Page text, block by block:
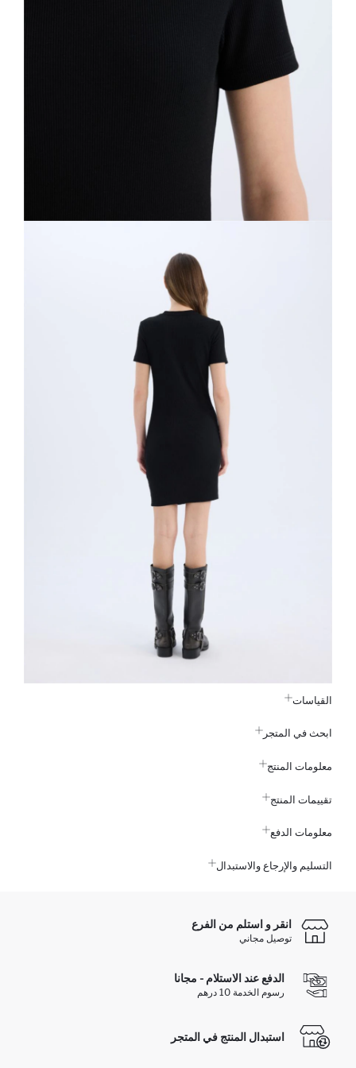
القياسات
ابحث في المتجر
معلومات المنتج
تقييمات المنتج
معلومات الدفع
التسليم والإرجاع والاستبدال
انقر و استلم من الفرع
توصيل مجاني
الدفع عند الاستلام - مجانا
رسوم الخدمة 10 درهم
استبدال المنتج في المتجر